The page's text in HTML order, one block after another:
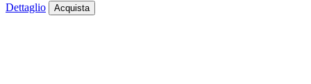
Dettaglio Acquista